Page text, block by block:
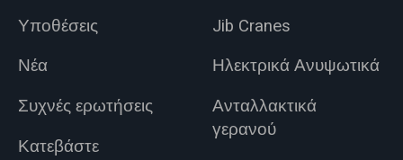
Υποθέσεις
Νέα
Συχνές ερωτήσεις
Κατεβάστε
Jib Cranes
Ηλεκτρικά Ανυψωτικά
Ανταλλακτικά
γερανού